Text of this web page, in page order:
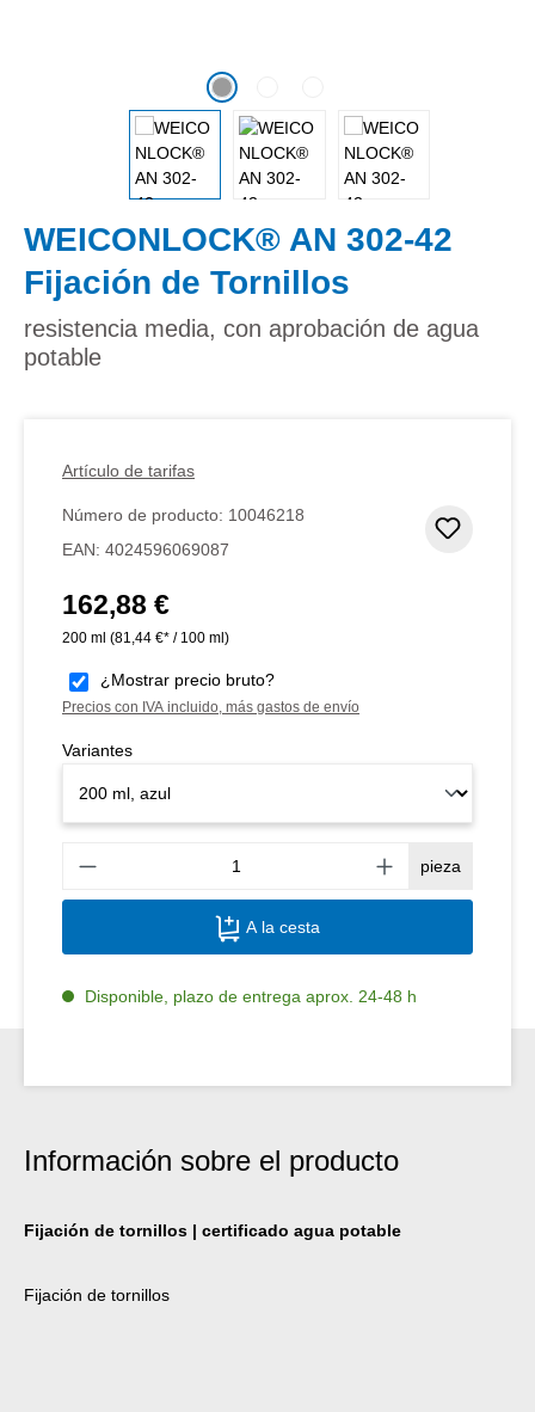
WEICONLOCK® AN 302-42
Fijación de Tornillos
resistencia media, con aprobación de agua
potable
Artículo de tarifas
Número de producto: 10046218
EAN: 4024596069087
Precio normal:
162,88 €
200 ml (81,44 €* / 100 ml)
¿Mostrar precio bruto?
Precios con IVA incluido, más gastos de envío
Variantes
pieza
A la cesta
Disponible, plazo de entrega aprox. 24-48 h
Información sobre el producto
Fijación de tornillos | certificado agua potable
Fijación de tornillos